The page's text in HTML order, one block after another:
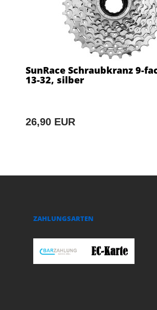
SunRace Schraubkranz 9-
13-32, silber
26,90 EUR
ZAHLUNGSARTEN